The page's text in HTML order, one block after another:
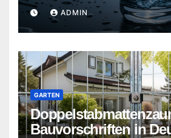
ADMIN
GARTEN
Bauvorschriften in